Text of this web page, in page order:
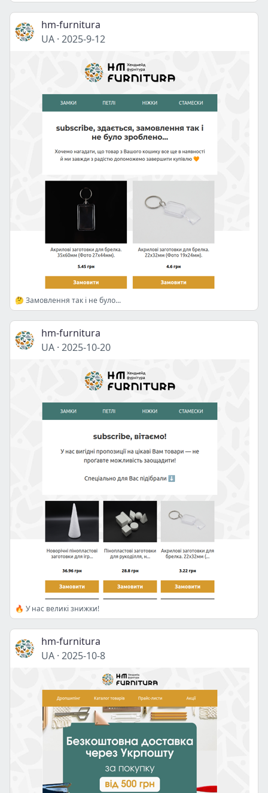
hm-furnitura
UA · 2025-9-12
🤔 Замовлення так і не було...
hm-furnitura
UA · 2025-10-20
🔥 У нас великі знижки!
hm-furnitura
UA · 2025-10-8